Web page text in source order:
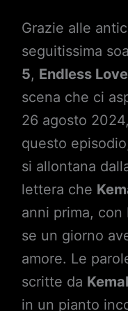
Grazie alle
seguitissima
5, Endless Love
scena che ci
26 agosto
questo
si allontana
lettera che
anni prima, con
se un giorno
amore. Le
scritte da Kemal
in un pianto